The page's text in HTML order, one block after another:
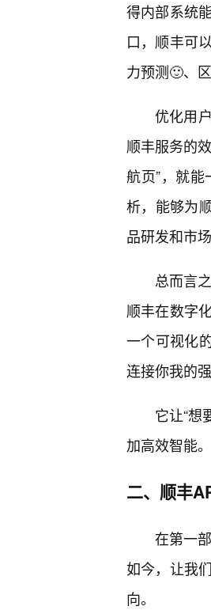
得内部系统
口，顺丰可
力预测🙂、
优化用
顺丰服务的
航页”，就
析，能够为
品研发和市场
总而言
顺丰在数字
一个可视化
连接你我的
它让“想
加高效智能。
二、顺丰
在第一
如今，让我
向。